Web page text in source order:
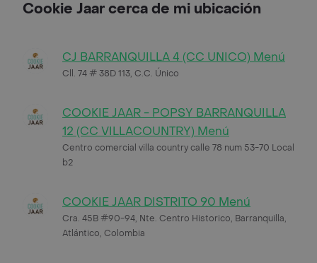
Cookie Jaar cerca de mi ubicación
CJ BARRANQUILLA 4 (CC UNICO) Menú
Cll. 74 # 38D 113, C.C. Único
COOKIE JAAR - POPSY BARRANQUILLA
12 (CC VILLACOUNTRY) Menú
Centro comercial villa country calle 78 num 53-70 Local
b2
COOKIE JAAR DISTRITO 90 Menú
Cra. 45B #90-94, Nte. Centro Historico, Barranquilla,
Atlántico, Colombia